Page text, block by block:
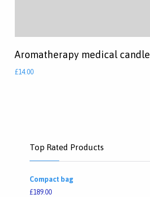
Aromatherapy medical candle
£14.00
Top Rated Products
Compact bag
£189.00